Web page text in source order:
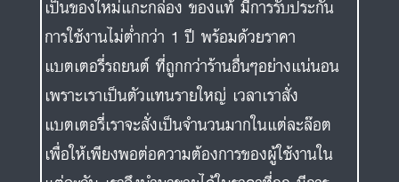
เพื่อให้เพียงพอต่อความต้องการของผู้ใช้งานใน
แต่ละวัน เราจึงนำมาขายได้ในราคาที่ถูก มีการ
สำรองไฟระหว่างทำการเปลี่ยนทุกครั้ง หลังติดตั้ง
พร้อมเช็คระบบไฟ ไดชาร์จเบื้องต้นให้ท่านฟรี
ต้องการเปลี่ยนแบตเตอรี่รถยนต์ดีๆ สักลูก เลือก